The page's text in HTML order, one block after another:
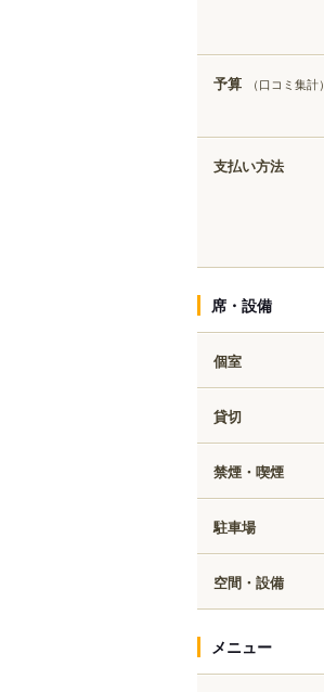
予算 （口コミ集計）
支払い方法
席・設備
個室
貸切
禁煙・喫煙
駐車場
空間・設備
メニュー